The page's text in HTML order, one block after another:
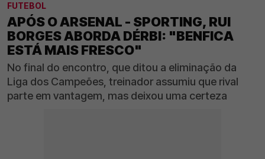
FUTEBOL
APÓS O ARSENAL - SPORTING, RUI
BORGES ABORDA DÉRBI: "BENFICA
ESTÁ MAIS FRESCO"
No final do encontro, que ditou a eliminação da
Liga dos Campeões, treinador assumiu que rival
parte em vantagem, mas deixou uma certeza